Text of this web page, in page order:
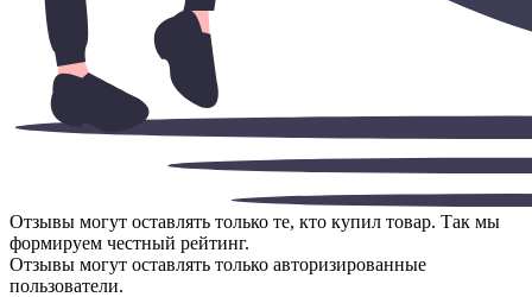
Отзывы могут оставлять только те, кто купил товар. Так мы
формируем честный рейтинг.
Отзывы могут оставлять только авторизированные
пользователи.